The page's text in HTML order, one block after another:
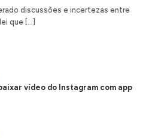
discussões e incertezas entre
que […]
vídeo do Instagram com app